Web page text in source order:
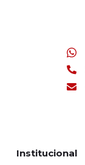
Institucional